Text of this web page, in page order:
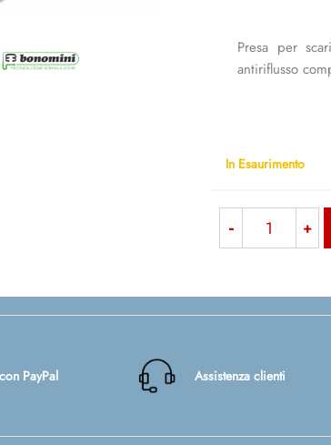
Presa per
antiriflusso
In Esaurimento
PayPal Assistenza clienti